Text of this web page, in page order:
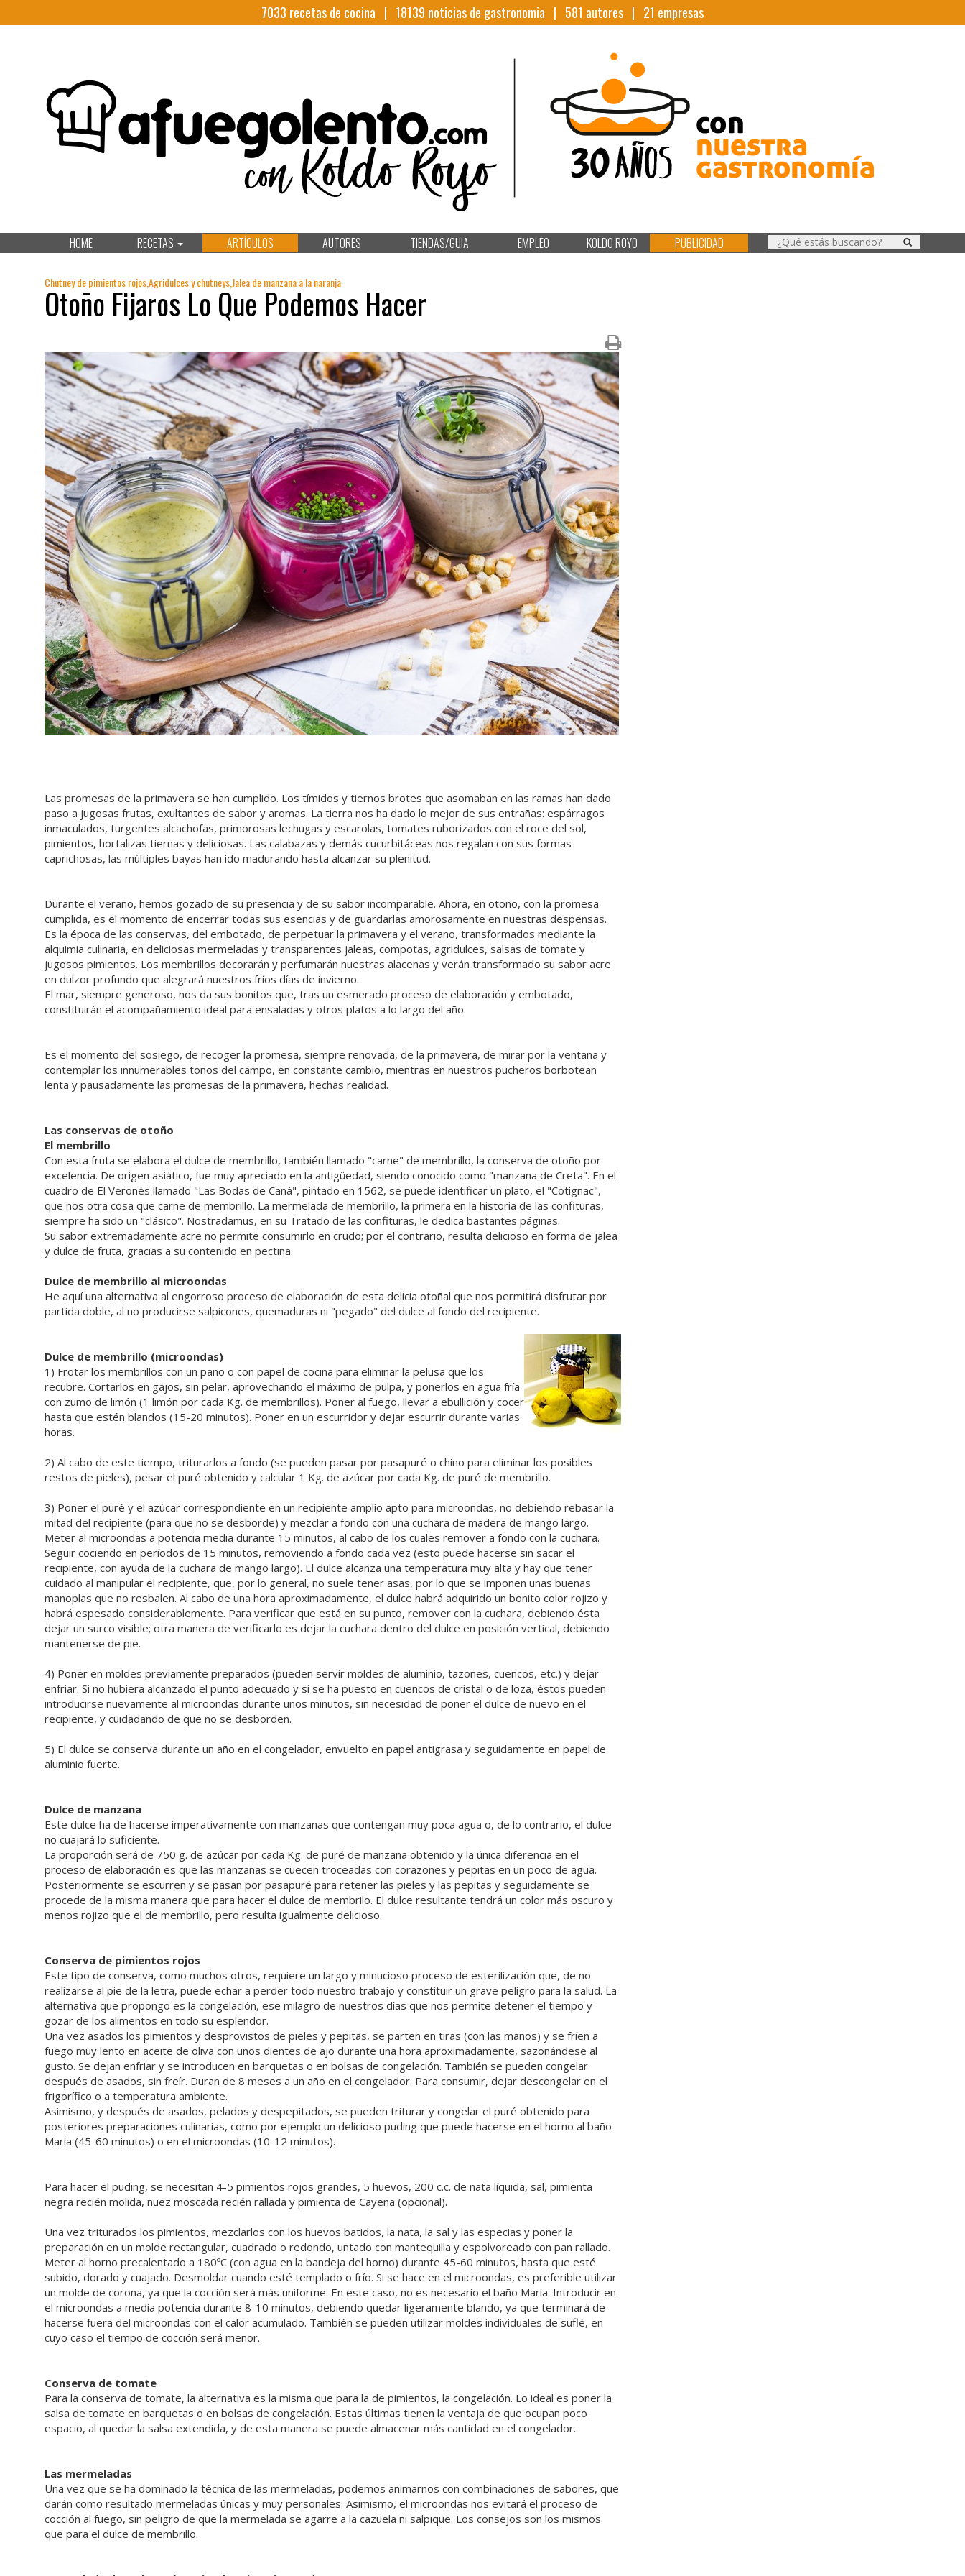
7033 recetas de cocina | 18139 noticias de gastronomia | 581 autores | 21 empresas
HOME RECETAS ARTÍCULOS AUTORES TIENDAS/GUIA EMPLEO KOLDO ROYO PUBLICIDAD
Chutney de pimientos rojos,Agridulces y chutneys,Jalea de manzana a la naranja
Otoño Fijaros Lo Que Podemos Hacer
Las promesas de la primavera se han cumplido. Los tímidos y tiernos brotes que asomaban en las ramas han dado
paso a jugosas frutas, exultantes de sabor y aromas. La tierra nos ha dado lo mejor de sus entrañas: espárragos
inmaculados, turgentes alcachofas, primorosas lechugas y escarolas, tomates ruborizados con el roce del sol,
pimientos, hortalizas tiernas y deliciosas. Las calabazas y demás cucurbitáceas nos regalan con sus formas
caprichosas, las múltiples bayas han ido madurando hasta alcanzar su plenitud.
Durante el verano, hemos gozado de su presencia y de su sabor incomparable. Ahora, en otoño, con la promesa
cumplida, es el momento de encerrar todas sus esencias y de guardarlas amorosamente en nuestras despensas.
Es la época de las conservas, del embotado, de perpetuar la primavera y el verano, transformados mediante la
alquimia culinaria, en deliciosas mermeladas y transparentes jaleas, compotas, agridulces, salsas de tomate y
jugosos pimientos. Los membrillos decorarán y perfumarán nuestras alacenas y verán transformado su sabor acre
en dulzor profundo que alegrará nuestros fríos días de invierno.
El mar, siempre generoso, nos da sus bonitos que, tras un esmerado proceso de elaboración y embotado,
constituirán el acompañamiento ideal para ensaladas y otros platos a lo largo del año.
Es el momento del sosiego, de recoger la promesa, siempre renovada, de la primavera, de mirar por la ventana y
contemplar los innumerables tonos del campo, en constante cambio, mientras en nuestros pucheros borbotean
lenta y pausadamente las promesas de la primavera, hechas realidad.
Las conservas de otoño
El membrillo
Con esta fruta se elabora el dulce de membrillo, también llamado "carne" de membrillo, la conserva de otoño por
excelencia. De origen asiático, fue muy apreciado en la antigüedad, siendo conocido como "manzana de Creta". En el
cuadro de El Veronés llamado "Las Bodas de Caná", pintado en 1562, se puede identificar un plato, el "Cotignac",
que nos otra cosa que carne de membrillo. La mermelada de membrillo, la primera en la historia de las confituras,
siempre ha sido un "clásico". Nostradamus, en su Tratado de las confituras, le dedica bastantes páginas.
Su sabor extremadamente acre no permite consumirlo en crudo; por el contrario, resulta delicioso en forma de jalea
y dulce de fruta, gracias a su contenido en pectina.
Dulce de membrillo al microondas
He aquí una alternativa al engorroso proceso de elaboración de esta delicia otoñal que nos permitirá disfrutar por
partida doble, al no producirse salpicones, quemaduras ni "pegado" del dulce al fondo del recipiente.
Dulce de membrillo (microondas)
1) Frotar los membrillos con un paño o con papel de cocina para eliminar la pelusa que los
recubre. Cortarlos en gajos, sin pelar, aprovechando el máximo de pulpa, y ponerlos en agua fría
con zumo de limón (1 limón por cada Kg. de membrillos). Poner al fuego, llevar a ebullición y cocer
hasta que estén blandos (15-20 minutos). Poner en un escurridor y dejar escurrir durante varias
horas.
2) Al cabo de este tiempo, triturarlos a fondo (se pueden pasar por pasapuré o chino para eliminar los posibles
restos de pieles), pesar el puré obtenido y calcular 1 Kg. de azúcar por cada Kg. de puré de membrillo.
3) Poner el puré y el azúcar correspondiente en un recipiente amplio apto para microondas, no debiendo rebasar la
mitad del recipiente (para que no se desborde) y mezclar a fondo con una cuchara de madera de mango largo.
Meter al microondas a potencia media durante 15 minutos, al cabo de los cuales remover a fondo con la cuchara.
Seguir cociendo en períodos de 15 minutos, removiendo a fondo cada vez (esto puede hacerse sin sacar el
recipiente, con ayuda de la cuchara de mango largo). El dulce alcanza una temperatura muy alta y hay que tener
cuidado al manipular el recipiente, que, por lo general, no suele tener asas, por lo que se imponen unas buenas
manoplas que no resbalen. Al cabo de una hora aproximadamente, el dulce habrá adquirido un bonito color rojizo y
habrá espesado considerablemente. Para verificar que está en su punto, remover con la cuchara, debiendo ésta
dejar un surco visible; otra manera de verificarlo es dejar la cuchara dentro del dulce en posición vertical, debiendo
mantenerse de pie.
4) Poner en moldes previamente preparados (pueden servir moldes de aluminio, tazones, cuencos, etc.) y dejar
enfriar. Si no hubiera alcanzado el punto adecuado y si se ha puesto en cuencos de cristal o de loza, éstos pueden
introducirse nuevamente al microondas durante unos minutos, sin necesidad de poner el dulce de nuevo en el
recipiente, y cuidadando de que no se desborden.
5) El dulce se conserva durante un año en el congelador, envuelto en papel antigrasa y seguidamente en papel de
aluminio fuerte.
Dulce de manzana
Este dulce ha de hacerse imperativamente con manzanas que contengan muy poca agua o, de lo contrario, el dulce
no cuajará lo suficiente.
La proporción será de 750 g. de azúcar por cada Kg. de puré de manzana obtenido y la única diferencia en el
proceso de elaboración es que las manzanas se cuecen troceadas con corazones y pepitas en un poco de agua.
Posteriormente se escurren y se pasan por pasapuré para retener las pieles y las pepitas y seguidamente se
procede de la misma manera que para hacer el dulce de membrilo. El dulce resultante tendrá un color más oscuro y
menos rojizo que el de membrillo, pero resulta igualmente delicioso.
Conserva de pimientos rojos
Este tipo de conserva, como muchos otros, requiere un largo y minucioso proceso de esterilización que, de no
realizarse al pie de la letra, puede echar a perder todo nuestro trabajo y constituir un grave peligro para la salud. La
alternativa que propongo es la congelación, ese milagro de nuestros días que nos permite detener el tiempo y
gozar de los alimentos en todo su esplendor.
Una vez asados los pimientos y desprovistos de pieles y pepitas, se parten en tiras (con las manos) y se fríen a
fuego muy lento en aceite de oliva con unos dientes de ajo durante una hora aproximadamente, sazonándese al
gusto. Se dejan enfriar y se introducen en barquetas o en bolsas de congelación. También se pueden congelar
después de asados, sin freír. Duran de 8 meses a un año en el congelador. Para consumir, dejar descongelar en el
frigorífico o a temperatura ambiente.
Asimismo, y después de asados, pelados y despepitados, se pueden triturar y congelar el puré obtenido para
posteriores preparaciones culinarias, como por ejemplo un delicioso puding que puede hacerse en el horno al baño
María (45-60 minutos) o en el microondas (10-12 minutos).
Para hacer el puding, se necesitan 4-5 pimientos rojos grandes, 5 huevos, 200 c.c. de nata líquida, sal, pimienta
negra recién molida, nuez moscada recién rallada y pimienta de Cayena (opcional).
Una vez triturados los pimientos, mezclarlos con los huevos batidos, la nata, la sal y las especias y poner la
preparación en un molde rectangular, cuadrado o redondo, untado con mantequilla y espolvoreado con pan rallado.
Meter al horno precalentado a 180ºC (con agua en la bandeja del horno) durante 45-60 minutos, hasta que esté
subido, dorado y cuajado. Desmoldar cuando esté templado o frío. Si se hace en el microondas, es preferible utilizar
un molde de corona, ya que la cocción será más uniforme. En este caso, no es necesario el baño María. Introducir en
el microondas a media potencia durante 8-10 minutos, debiendo quedar ligeramente blando, ya que terminará de
hacerse fuera del microondas con el calor acumulado. También se pueden utilizar moldes individuales de suflé, en
cuyo caso el tiempo de cocción será menor.
Conserva de tomate
Para la conserva de tomate, la alternativa es la misma que para la de pimientos, la congelación. Lo ideal es poner la
salsa de tomate en barquetas o en bolsas de congelación. Estas últimas tienen la ventaja de que ocupan poco
espacio, al quedar la salsa extendida, y de esta manera se puede almacenar más cantidad en el congelador.
Las mermeladas
Una vez que se ha dominado la técnica de las mermeladas, podemos animarnos con combinaciones de sabores, que
darán como resultado mermeladas únicas y muy personales. Asimismo, el microondas nos evitará el proceso de
cocción al fuego, sin peligro de que la mermelada se agarre a la cazuela ni salpique. Los consejos son los mismos
que para el dulce de membrillo.